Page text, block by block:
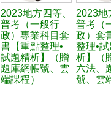
2023地方四等、
普考（一般行
政）專業科目套
書【重點整理•
試題精析】（贈
題庫網帳號、雲
端課程）
2023地
普考（
政）套
整理•
析】（
六法、
號、雲